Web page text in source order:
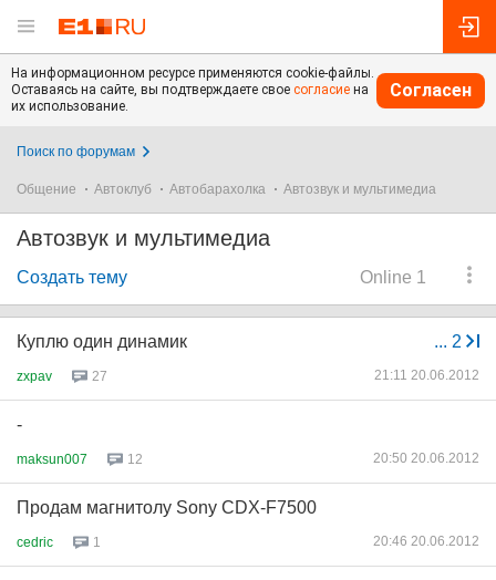
На информационном ресурсе применяются cookie-файлы.
Оставаясь на сайте, вы подтверждаете свое согласие на
их использование.
Согласен
Поиск по форумам
Общение Автоклуб Автобарахолка Автозвук и мультимедиа
Автозвук и мультимедиа
Online 1
Создать тему
... 2
Куплю один динамик
zxpav 27 21:11 20.06.2012
-
maksun007 12 20:50 20.06.2012
Продам магнитолу Sony CDX-F7500
cedric 1 20:46 20.06.2012